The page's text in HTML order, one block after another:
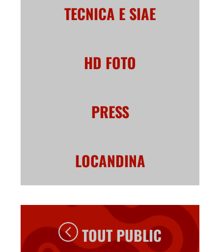
TECNICA E SIAE
HD FOTO
PRESS
LOCANDINA
TOUT PUBLIC